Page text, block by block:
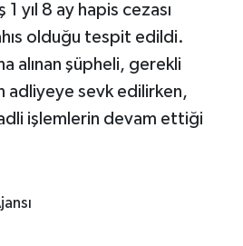
1 yıl 8 ay hapis cezası
olduğu tespit edildi.
alınan şüpheli, gerekli
adliyeye sevk edilirken,
adli işlemlerin devam ettiği